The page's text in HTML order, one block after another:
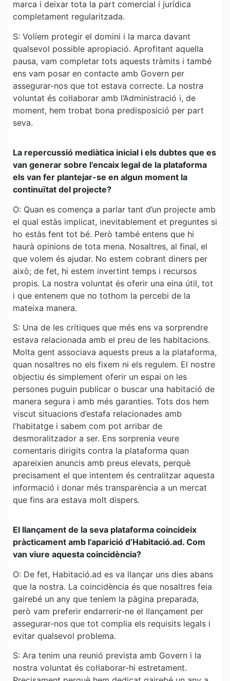
marca i deixar tota la part comercial i jurídica
completament regularitzada.
S: Volíem protegir el domini i la marca davant
qualsevol possible apropiació. Aprofitant aquella
pausa, vam completar tots aquests tràmits i també
ens vam posar en contacte amb Govern per
assegurar-nos que tot estava correcte. La nostra
voluntat és col·laborar amb l’Administració i, de
moment, hem trobat bona predisposició per part
seva.
La repercussió mediàtica inicial i els dubtes que es
van generar sobre l’encaix legal de la plataforma
els van fer plantejar-se en algun moment la
continuïtat del projecte?
O: Quan es comença a parlar tant d’un projecte amb
el qual estàs implicat, inevitablement et preguntes si
ho estàs fent tot bé. Però també entens que hi
haurà opinions de tota mena. Nosaltres, al final, el
que volem és ajudar. No estem cobrant diners per
això; de fet, hi estem invertint temps i recursos
propis. La nostra voluntat és oferir una eina útil, tot
i que entenem que no tothom la percebi de la
mateixa manera.
S: Una de les crítiques que més ens va sorprendre
estava relacionada amb el preu de les habitacions.
Molta gent associava aquests preus a la plataforma,
quan nosaltres no els fixem ni els regulem. El nostre
objectiu és simplement oferir un espai on les
persones puguin publicar o buscar una habitació de
manera segura i amb més garanties. Tots dos hem
viscut situacions d’estafa relacionades amb
l’habitatge i sabem com pot arribar de
desmoralitzador a ser. Ens sorprenia veure
comentaris dirigits contra la plataforma quan
apareixien anuncis amb preus elevats, perquè
precisament el que intentem és centralitzar aquesta
informació i donar més transparència a un mercat
que fins ara estava molt dispers.
El llançament de la seva plataforma coincideix
pràcticament amb l’aparició d’Habitació.ad. Com
van viure aquesta coincidència?
O: De fet, Habitació.ad es va llançar uns dies abans
que la nostra. La coincidència és que nosaltres feia
gairebé un any que teníem la pàgina preparada,
però vam preferir endarrerir-ne el llançament per
assegurar-nos que tot complia els requisits legals i
evitar qualsevol problema.
S: Ara tenim una reunió prevista amb Govern i la
nostra voluntat és col·laborar-hi estretament.